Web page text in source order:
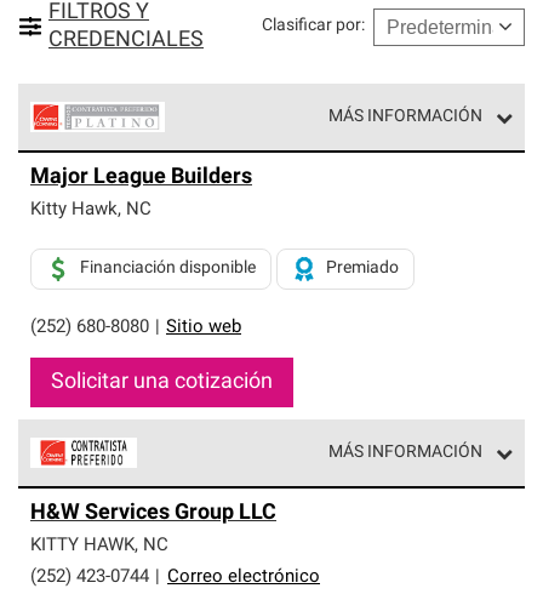
FILTROS Y
CREDENCIALES
Clasificar por:
MÁS INFORMACIÓN
Corning constituyen el nivel superior de nuestra red
exclusiva y cumplen con estándares estrictos de
Solo ellos pueden ofrecer nuestra mejor garantía de
sistemas de techos.
Major League Builders
Kitty Hawk, NC
(252) 680-8080 Sitio web
Financiación disponible Premiado
Solicitar una cotización
MÁS INFORMACIÓN
parte de una red exclusiva de profesionales de techos
que cumplen con altos estándares y requisitos estrictos
de profesionalismo y confiabilidad.
H&W Services Group LLC
KITTY HAWK, NC
(252) 423-0744
Correo electrónico